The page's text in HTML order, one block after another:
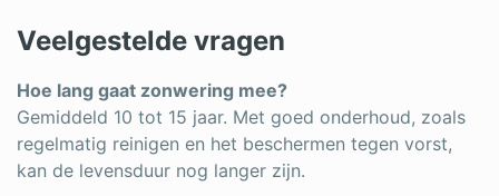
Veelgestelde vragen
Hoe lang gaat zonwering mee?
Gemiddeld 10 tot 15 jaar. Met goed onderhoud, zoals
regelmatig reinigen en het beschermen tegen vorst,
kan de levensduur nog langer zijn.